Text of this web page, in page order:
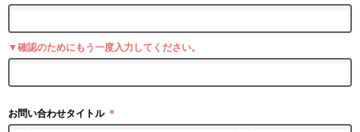
▼確認のためにもう一度入力してください。
お問い合わせタイトル ＊